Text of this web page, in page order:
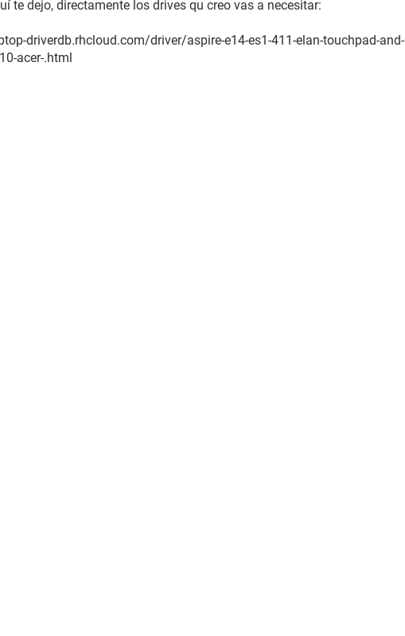
te dejo, directamente los drives qu creo vas a necesitar:
driverdb.rhcloud.com/driver/aspire-e14-es1-411-elan-touchpad-and-
acer-.html